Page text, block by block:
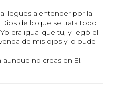
llegues a entender por la
de lo que se trata todo
era igual que tu, y llegó el
de mis ojos y lo pude
no creas en El.